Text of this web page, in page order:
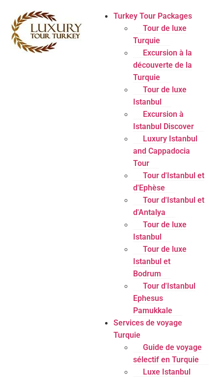
Turkey Tour Packages
Tour de luxe
Turquie
Excursion à la
découverte de la
Turquie
Tour de luxe
Istanbul
Excursion à
Istanbul Discover
Luxury Istanbul
and Cappadocia
Tour
Tour d'Istanbul et
d'Ephèse
Tour d'Istanbul et
d'Antalya
Tour de luxe
Istanbul
Tour de luxe
Istanbul et
Bodrum
Tour d'Istanbul
Ephesus
Pamukkale
Services de voyage
Turquie
Guide de voyage
sélectif en Turquie
Luxe Istanbul